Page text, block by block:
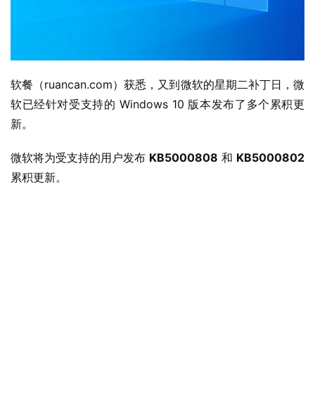
软餐（ruancan.com）获悉，又到微软的星期二补丁日，微
软已经针对受支持的 Windows 10 版本发布了多个累积更
新。
微软将为受支持的用户发布 KB5000808 和 KB5000802
累积更新。